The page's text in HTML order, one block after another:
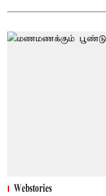
Webstories